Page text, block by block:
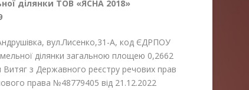
ділянки ТОВ «ЯСНА 2018»
вул.Лисенко,31-А, код ЄДРПОУ
ділянки загальною площею 0,2662
з Державного реєстру речових прав
права №48779405 від 21.12.2022